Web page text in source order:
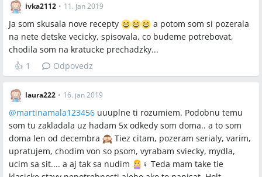
ivka2112 • 11. jan 2019
Ja som skusala nove recepty
a potom som si pozerala
na nete detske vecicky, spisovala, co budeme potrebovat,
chodila som na kratucke prechadzky...
👍 1 Odpovedz
laura222 • 16. jan 2019
@martinamala123456 uuuplne ti rozumiem. Podobnu temu
som tu zakladala uz hadam 5x odkedy som doma.. a to som
doma len od decembra
Tiez citam, pozeram serialy, varim,
upratujem, chodim von so psom, vyrabam sviecky, mydla,
ucim sa sit.... a aj tak sa nudim
‍♀️ Teda mam take tie